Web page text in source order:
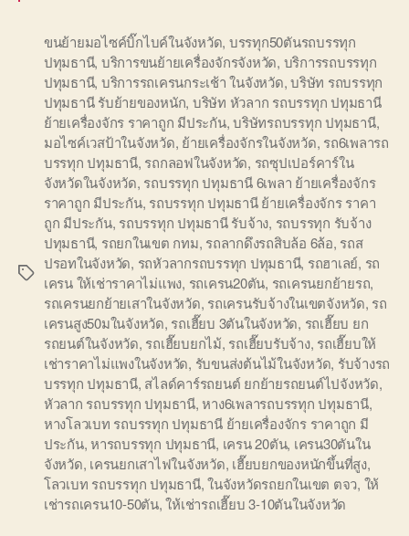
Tags
ขนย้ายมอไซค์บิ๊กไบค์ในจังหวัด, บรรทุก50ตันรถบรรทุก
ปทุมธานี, บริการขนย้ายเครื่องจักรจังหวัด, บริการรถบรรทุก
ปทุมธานี, บริการรถเครนกระเช้า ในจังหวัด,บริษัท รถบรรทุก
ปทุมธานี รับย้ายของหนัก, บริษัท หัวลาก รถบรรทุก ปทุมธานี
ย้ายเครื่องจักร ราคาถูก มีประกัน,บริษัทรถบรรทุก ปทุมธานี,
มอไซค์เวสป้าในจังหวัด, ย้ายเครื่องจักรในจังหวัด, รถ6เพลารถ
บรรทุก ปทุมธานี, รถกลอฟในจังหวัด, รถซุปเปอร์คาร์ใน
จังหวัดในจังหวัด, รถบรรทุก ปทุมธานี 6เพลา ย้ายเครื่องจักร
ราคาถูก มีประกัน, รถบรรทุก ปทุมธานี ย้ายเครื่องจักร ราคา
ถูก มีประกัน, รถบรรทุก ปทุมธานี รับจ้าง, รถบรรทุก รับจ้าง
ปทุมธานี, รถยกในเขต กทม, รถลากดึงรถสิบล้อ 6ล้อ, รถส
ปรอทในจังหวัด, รถหัวลากรถบรรทุก ปทุมธานี, รถฮาเลย์, รถ
เครน ให้เช่าราคาไม่แพง, รถเครน20ตัน, รถเครนยกย้ายรถ,
รถเครนยกย้ายเสาในจังหวัด, รถเครนรับจ้างในเขตจังหวัด, รถ
เครนสูง50มในจังหวัด, รถเฮี๊ยบ 3ตันในจังหวัด, รถเฮี๊ยบ ยก
รถยนต์ในจังหวัด, รถเฮี๊ยบยกไม้, รถเฮี๊ยบรับจ้าง, รถเฮี๊ยบให้
เช่าราคาไม่แพงในจังหวัด, รับขนส่งต้นไม้ในจังหวัด, รับจ้างรถ
บรรทุก ปทุมธานี, สไลด์คาร์รถยนต์ ยกย้ายรถยนต์ไปจังหวัด,
หัวลาก รถบรรทุก ปทุมธานี,หาง6เพลารถบรรทุก ปทุมธานี,
หางโลวเบท รถบรรทุก ปทุมธานี ย้ายเครื่องจักร ราคาถูก มี
ประกัน,หารถบรรทุก ปทุมธานี, เครน 20ตัน, เครน30ตันใน
จังหวัด, เครนยกเสาไฟในจังหวัด, เฮี๊ยบยกของหนักขึ้นที่สูง,
โลวเบท รถบรรทุก ปทุมธานี,ในจังหวัดรถยกในเขต ตจว, ให้
เช่ารถเครน10-50ตัน,ให้เช่ารถเฮี๊ยบ 3-10ตันในจังหวัด